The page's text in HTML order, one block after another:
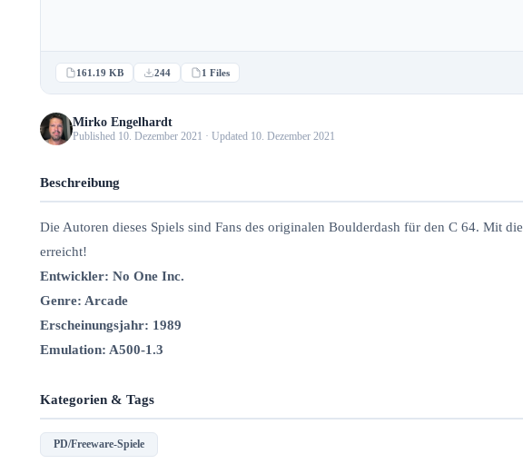
161.19 KB 244 1 Files
Mirko Engelhardt
Published 10. Dezember 2021 · Updated 10. Dezember 2021
Beschreibung
Die Autoren dieses Spiels sind Fans des originalen Boulderdash für den C 64. Mit
erreicht!
Entwickler: No One Inc.
Genre: Arcade
Erscheinungsjahr: 1989
Emulation: A500-1.3
Kategorien & Tags
PD/Freeware-Spiele